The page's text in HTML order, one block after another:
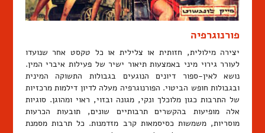
פורנוגרפיה
יצירה מילולית, חזותית או צלילית או כל טקסט אחר שנועדו
לעורר גירוי מיני באמצעות תיאור ישיר של פעילות איברי המין.
נושא לאין-ספור דיונים הנוגעים בגבולות התשוקה המינית
ובגבולות חופש הביטוי. הפורנוגרפיה מעלה לדיון דילמות מרכזיות
של התרבות כגון מלוכלך ונקי, מגונה ובזוי, ראוי ומהוגן. סוגיות
אלה מופיעות בהקשרים תרבותיים שונים, תובעות הכרעות
מוסריות, משמשות כסיסמאות קרב מזדמנות. כל תרבות מסמנת